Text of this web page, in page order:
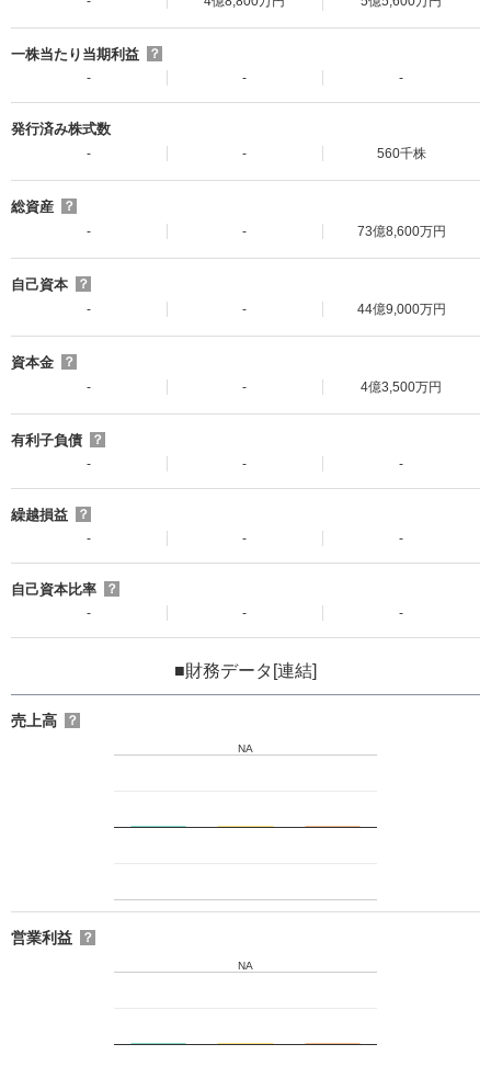
一株当たり当期利益
？
-
- -
発行済み株式数
- - 560千株
総資産
？
-
- 73億8,600万円
自己資本
？
-
- 44億9,000万円
資本金
？
-
- 4億3,500万円
有利子負債
？
-
- -
繰越損益
？
-
- -
自己資本比率
？
-
- -
■財務データ[連結]
売上高 ？
NA
営業利益 ？
NA